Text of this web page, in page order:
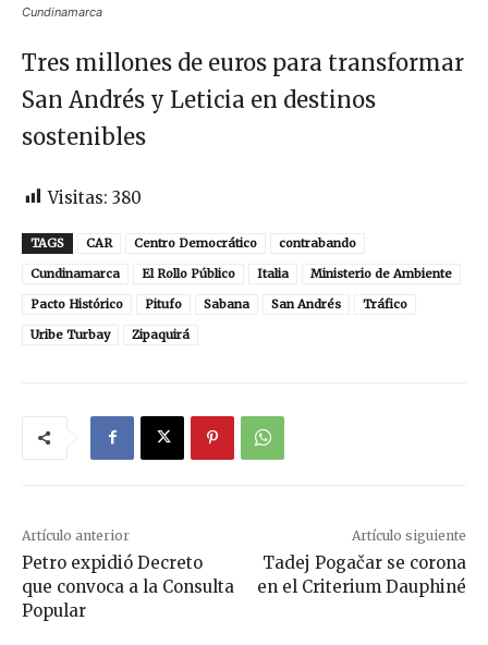
Cundinamarca
Tres millones de euros para transformar
San Andrés y Leticia en destinos
sostenibles
Visitas: 380
TAGS CAR Centro Democrático
contrabando
Cundinamarca
El Rollo Público Italia
Ministerio de Ambiente
Pacto Histórico
Pitufo Sabana San Andrés
Tráfico
Uribe Turbay
Zipaquirá
Artículo anterior
Petro expidió Decreto
que convoca a la Consulta
Popular
Artículo siguiente
Tadej Pogačar se corona
en el Criterium Dauphiné